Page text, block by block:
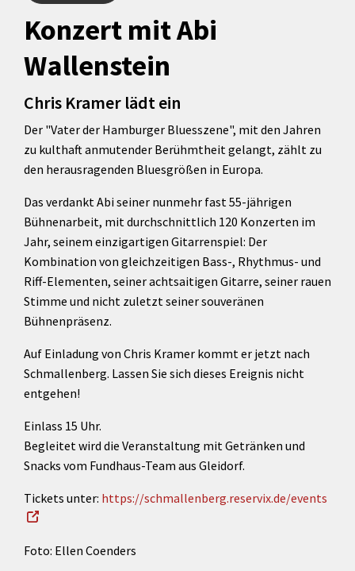
Freizeit & Kultur
Konzert mit Abi
Wallenstein
Chris Kramer lädt ein
Der "Vater der Hamburger Bluesszene", mit den Jahren
zu kulthaft anmutender Berühmtheit gelangt, zählt zu
den herausragenden Bluesgrößen in Europa.
Das verdankt Abi seiner nunmehr fast 55-jährigen
Bühnenarbeit, mit durchschnittlich 120 Konzerten im
Jahr, seinem einzigartigen Gitarrenspiel: Der
Kombination von gleichzeitigen Bass-, Rhythmus- und
Riff-Elementen, seiner achtsaitigen Gitarre, seiner rauen
Stimme und nicht zuletzt seiner souveränen
Bühnenpräsenz.
Auf Einladung von Chris Kramer kommt er jetzt nach
Schmallenberg. Lassen Sie sich dieses Ereignis nicht
entgehen!
Einlass 15 Uhr.
Begleitet wird die Veranstaltung mit Getränken und
Snacks vom Fundhaus-Team aus Gleidorf.
Tickets unter: https://schmallenberg.reservix.de/events
Foto: Ellen Coenders